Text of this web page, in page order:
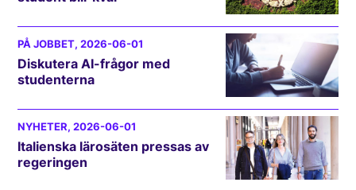
PÅ JOBBET, 2026-06-01
Diskutera AI-frågor med
studenterna
NYHETER, 2026-06-01
Italienska lärosäten pressas av
regeringen